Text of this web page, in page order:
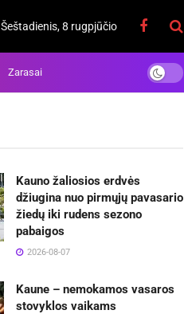
Šeštadienis, 8 rugpjūčio
Zarasai
Kauno žaliosios erdvės
džiugina nuo pirmųjų pavasario
žiedų iki rudens sezono
pabaigos
2026-08-07
Kaune – nemokamos vasaros
stovyklos vaikams